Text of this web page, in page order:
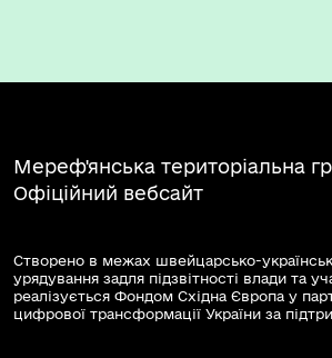
Мереф'янська територіальна
Офіційний вебсайт
Створено в межах швейцарсько-
урядування задля підзвітності влади та
реалізується Фондом Східна Європа у
цифрової трансформації України за